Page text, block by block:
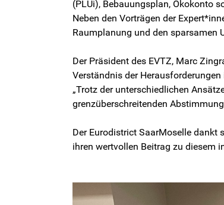
(PLUi), Bebauungsplan, Ökokonto
Neben den Vorträgen der
Raumplanung und den sparsamen
Der Präsident des EVTZ, Marc
Verständnis der
„Trotz der unterschiedlichen
grenzüberschreitenden
Der Eurodistrict SaarMoselle dankt
ihren wertvollen Beitrag zu diesem